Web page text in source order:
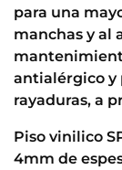
para una
manchas y al
antialérgico y
rayaduras, a
Piso vinilico
4mm de